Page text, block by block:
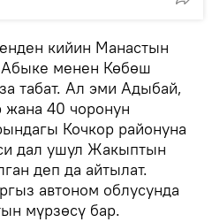
кийин Манастын
Абыке менен Көбөш
табат. Ал эми Адыбай,
40 чоронун
Кочкор районуна
дал ушул Жакыптын
деп да айтылат.
автоном облусунда
мүрзөсү бар.